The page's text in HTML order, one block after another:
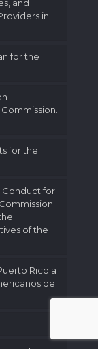
and
in
for the
for the
Conduct for
of the
Rico a
de